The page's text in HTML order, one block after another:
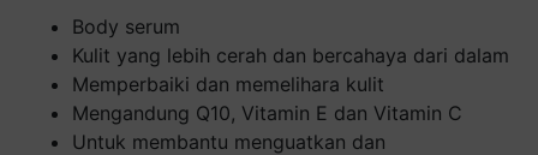
Body serum
Kulit yang lebih cerah dan bercahaya dari dalam
Memperbaiki dan memelihara kulit
Mengandung Q10, Vitamin E dan Vitamin C
Untuk membantu menguatkan dan